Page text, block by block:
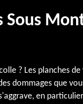
? Les planches
dommages que
en